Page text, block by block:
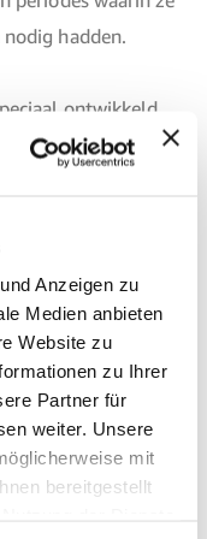
Anzeigen zu
Medien anbieten
Website zu
zu Ihrer
Partner für
weiter. Unsere
mit
bereitgestellt
hadden.
ontwikkeld
op hun
tijm, heemstwortel,
mengsel is ideaal
hoge
en vezelrijke
graan.
voor mijn